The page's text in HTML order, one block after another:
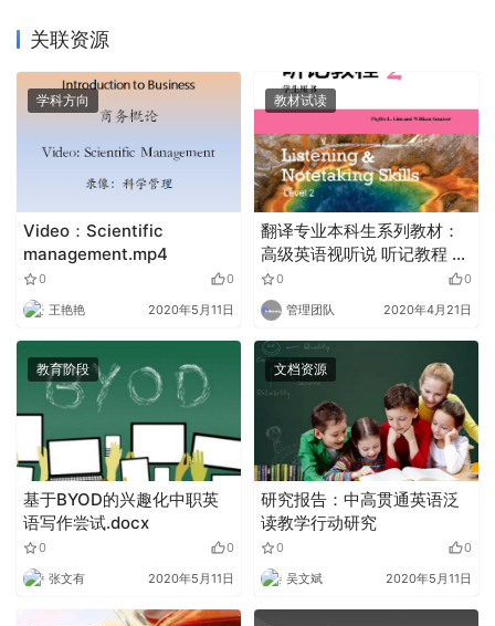
关联资源
学科方向
Video：Scientific
management.mp4
0 0
王艳艳 2020年5月11日
教材试读
翻译专业本科生系列教材：
高级英语视听说 听记教程 2
学生用书（附光盘）
0 0
管理团队 2020年4月21日
教育阶段
基于BYOD的兴趣化中职英
语写作尝试.docx
0 0
张文有 2020年5月11日
文档资源
研究报告：中高贯通英语泛
读教学行动研究
0 0
吴文斌 2020年5月11日